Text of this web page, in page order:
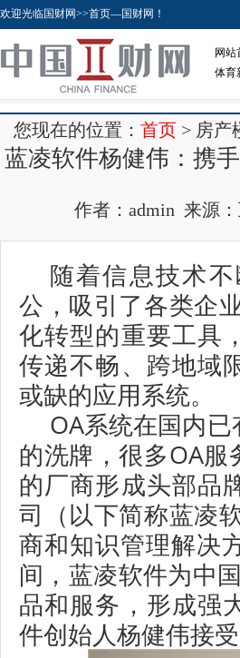
欢迎光临国财网>>首页—国财网！
网站
体育
您现在的位置： 首页 > 房产
蓝凌软件杨健伟：携
作者：admin 来源
随着信息技术
公，吸引了各类企
化转型的重要工具
传递不畅、跨地域
或缺的应用系统。
OA系统在国内
的洗牌，很多OA
的厂商形成头部品
司（以下简称蓝凌
商和知识管理解决
间，蓝凌软件为中
品和服务，形成强
件创始人杨健伟接